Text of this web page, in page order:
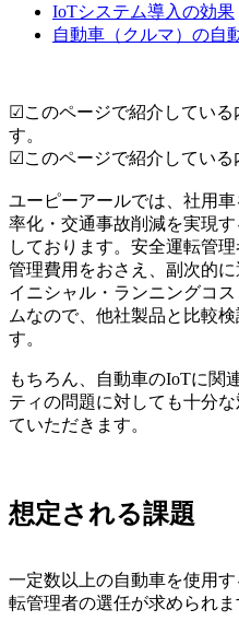
IoTシステム導入の効果
自動車（クルマ）の自
☑このページで紹介してい
す。
☑このページで紹介している
ユーピーアールでは、社用
率化・交通事故削減を実現
しております。安全運転管
管理費用をおさえ、副次的
イニシャル・ランニングコ
ムなので、他社製品と比較
す。
もちろん、自動車のIoTに関
ティの問題に対しても十分
ていただきます。
想定される課題
一定数以上の自動車を使用
転管理者の選任が求められ